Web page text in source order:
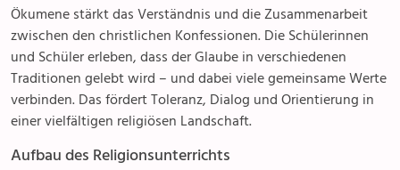
Ökumene stärkt das Verständnis und die Zusammenarbeit
zwischen den christlichen Konfessionen. Die Schülerinnen
und Schüler erleben, dass der Glaube in verschiedenen
Traditionen gelebt wird – und dabei viele gemeinsame Werte
verbinden. Das fördert Toleranz, Dialog und Orientierung in
einer vielfältigen religiösen Landschaft.
Aufbau des Religionsunterrichts